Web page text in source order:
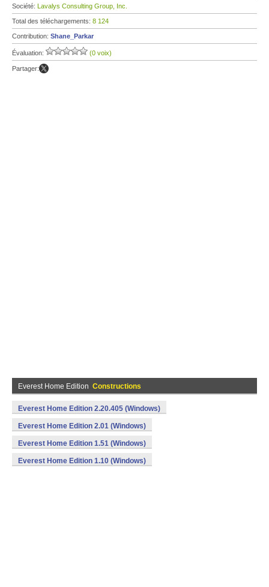
Société: Lavalys Consulting Group, Inc.
Total des téléchargements: 8 124
Contribution: Shane_Parkar
Évaluation: (0 voix)
Partager:
Everest Home Edition Constructions
Everest Home Edition 2.20.405 (Windows)
Everest Home Edition 2.01 (Windows)
Everest Home Edition 1.51 (Windows)
Everest Home Edition 1.10 (Windows)